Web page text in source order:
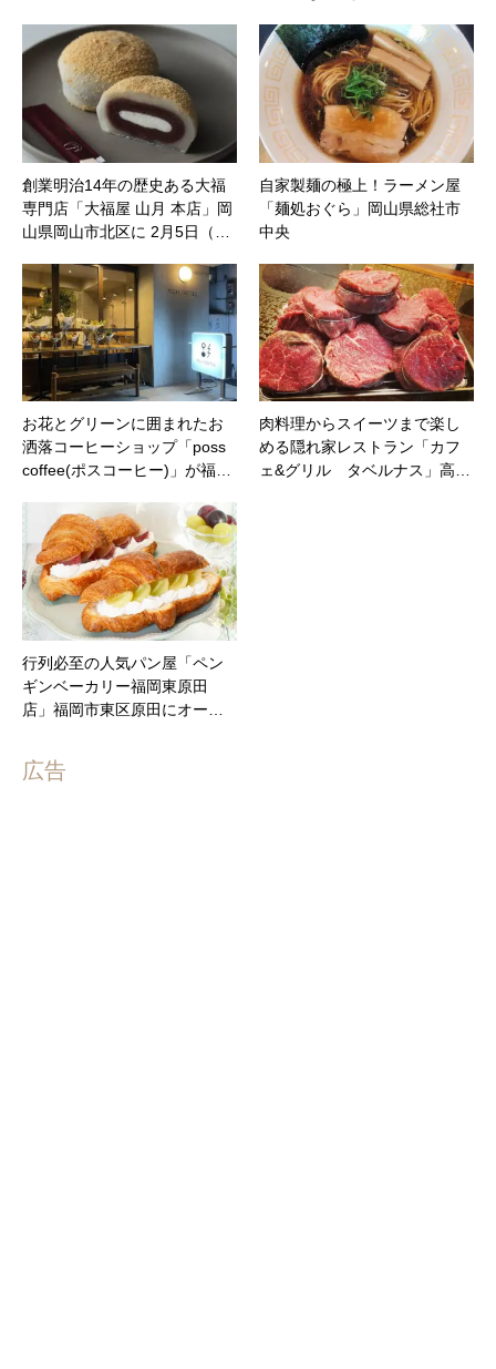
創業明治14年の歴史ある大福
専門店「大福屋 山月 本店」岡
山県岡山市北区に 2月5日（…
自家製麺の極上！ラーメン屋
「麺処おぐら」岡山県総社市
中央
お花とグリーンに囲まれたお
洒落コーヒーショップ「poss
coffee(ポスコーヒー)」が福…
肉料理からスイーツまで楽し
める隠れ家レストラン「カフ
ェ&グリル タベルナス」高…
行列必至の人気パン屋「ペン
ギンベーカリー福岡東原田
店」福岡市東区原田にオー…
広告